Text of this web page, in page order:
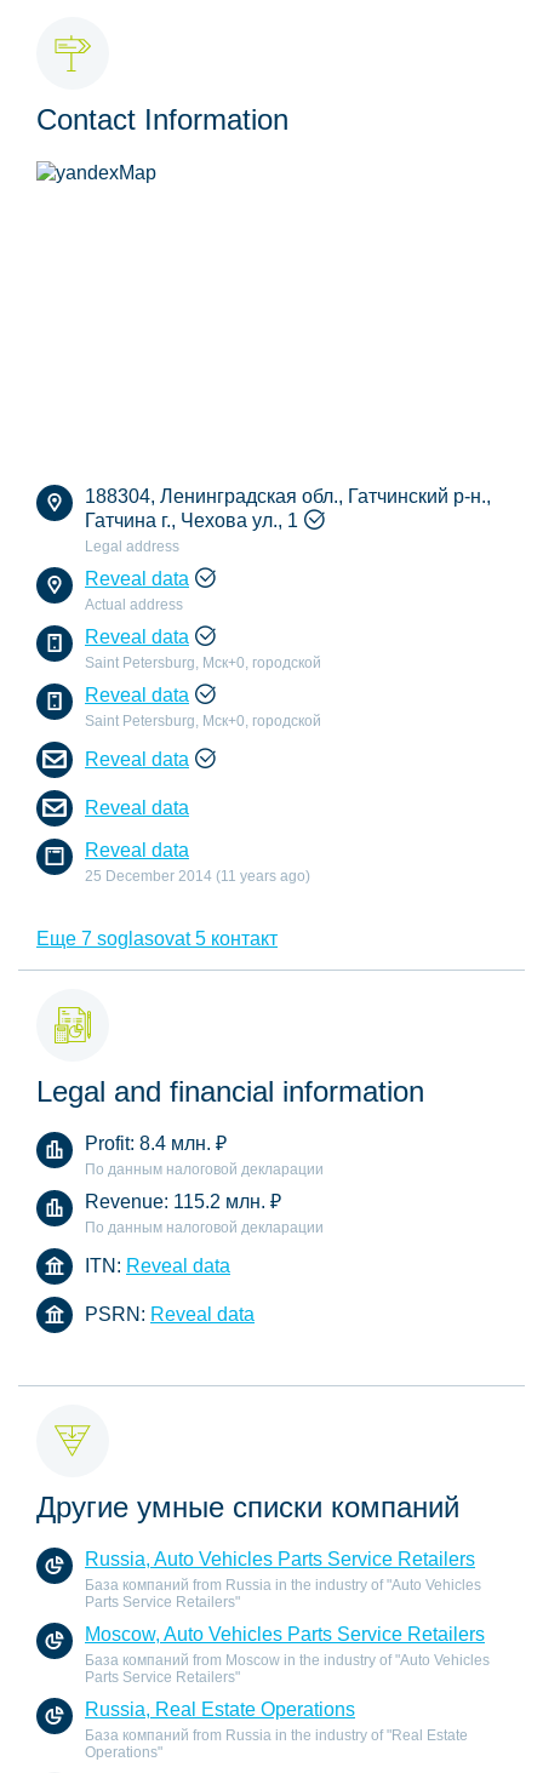
Contact Information
188304, Ленинградская обл., Гатчинский р-н.,
Гатчина г., Чехова ул., 1
Legal address
Reveal data
Actual address
Reveal data
Saint Petersburg, Мск+0, городской
Reveal data
Saint Petersburg, Мск+0, городской
Reveal data
Reveal data
Reveal data
25 December 2014 (11 years ago)
Еще 7 soglasovat 5 контакт
Legal and financial information
Profit: 8.4 млн. ₽
По данным налоговой декларации
Revenue: 115.2 млн. ₽
По данным налоговой декларации
ITN: Reveal data
PSRN: Reveal data
Другие умные списки компаний
Russia, Auto Vehicles Parts Service Retailers
База компаний from Russia in the industry of "Auto Vehicles
Parts Service Retailers"
Moscow, Auto Vehicles Parts Service Retailers
База компаний from Moscow in the industry of "Auto Vehicles
Parts Service Retailers"
Russia, Real Estate Operations
База компаний from Russia in the industry of "Real Estate
Operations"